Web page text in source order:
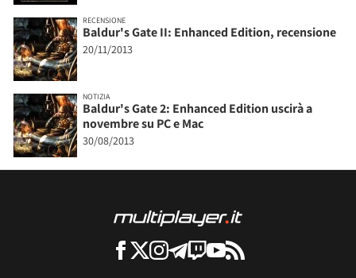
RECENSIONE
Baldur's Gate II: Enhanced Edition, recensione
20/11/2013
NOTIZIA
Baldur's Gate 2: Enhanced Edition uscirà a
novembre su PC e Mac
30/08/2013